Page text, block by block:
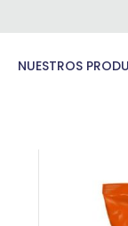
NUESTROS